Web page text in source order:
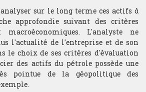
possédant un
pour devenir
sont
différentes
au calendrier
et de la date
Traderdu
d'obtenir
certifications.
théoriques et
mise en
de marché.
sur le long terme ces actifs à
approfondie suivant des critères
L'analyste ne
l'actualité de l'entreprise et de son
le choix de ses critères d'évaluation
des actifs du pétrole possède une
pointue de la géopolitique des